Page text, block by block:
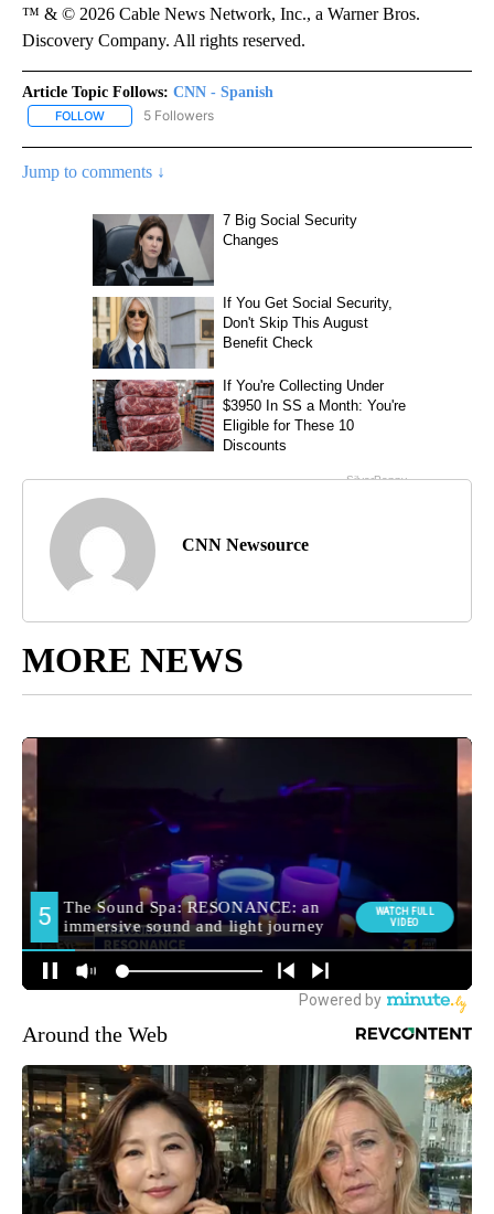
™ & © 2026 Cable News Network, Inc., a Warner Bros.
Discovery Company. All rights reserved.
Article Topic Follows: CNN - Spanish
FOLLOW FOLLOW "CNN - SPANISH" TO RECEIVE NOTIFICATIONS ABOUT
5 Followers
Jump to comments ↓
CNN Newsource
MORE NEWS
Around the Web